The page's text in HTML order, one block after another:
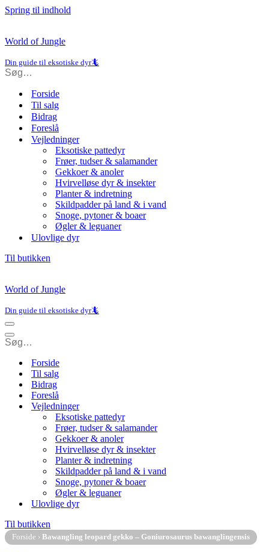
Spring til indhold
World of Jungle
Din guide til eksotiske dyr🦎
Forside
Til salg
Bidrag
Foreslå
Vejledninger
Eksotiske pattedyr
Frøer, tudser & salamander
Gekkoer & anoler
Hvirvelløse dyr & insekter
Planter & indretning
Skildpadder på land & i vand
Snoge, pytoner & boaer
Øgler & leguaner
Ulovlige dyr
Til butikken
World of Jungle
Din guide til eksotiske dyr🦎
Navigation
menu
Navigation
menu
Forside
Til salg
Bidrag
Foreslå
Vejledninger
Eksotiske pattedyr
Frøer, tudser & salamander
Gekkoer & anoler
Hvirvelløse dyr & insekter
Planter & indretning
Skildpadder på land & i vand
Snoge, pytoner & boaer
Øgler & leguaner
Ulovlige dyr
Til butikken
Forside › Bawangling leopard gekko – Goniurosaurus bawanglingensis